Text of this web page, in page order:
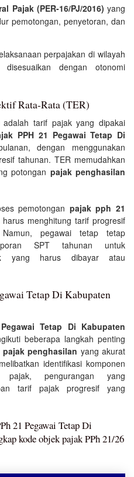
Pajak (PER-16/PJ/2016) yang
pemotongan, penyetoran, dan
perpajakan di wilayah
dengan otonomi
Rata-Rata (TER)
adalah tarif pajak yang dipakai
PPH 21 Pegawai Tetap Di
dengan menggunakan
tahunan. TER memudahkan
potongan pajak penghasilan
pemotongan pajak pph 21
menghitung tarif progresif
pegawai tetap tetap
SPT tahunan untuk
yang harus dibayar atau
Tetap Di Kabupaten
Tetap Di Kabupaten
beberapa langkah penting
pajak penghasilan yang akurat
identifikasi komponen
pengurangan yang
tarif pajak progresif yang
21 Pegawai Tetap Di
kode objek pajak PPh 21/26